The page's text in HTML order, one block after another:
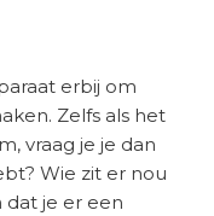
erbij om
Zelfs als het
vraag je je dan
Wie zit er nou
je er een